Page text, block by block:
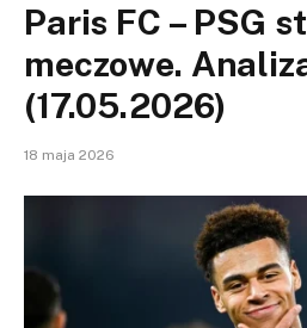
Paris FC – PSG
meczowe.
(17.05.2026)
18 maja 2026